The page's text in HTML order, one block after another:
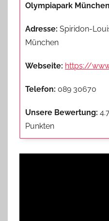
Olympiapark München
Adresse: Spiridon-
München
Webseite: https://
Telefon: 089 30670
Unsere Bewertung:
Punkten